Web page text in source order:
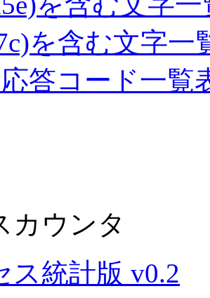
を含む文字一
答コード一覧
カウンタ
ス統計版 v0.2